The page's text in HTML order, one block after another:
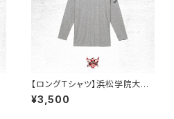
【ロングＴシャツ】浜松学院大学
バスケ部/（グレー/綿）
¥3,500